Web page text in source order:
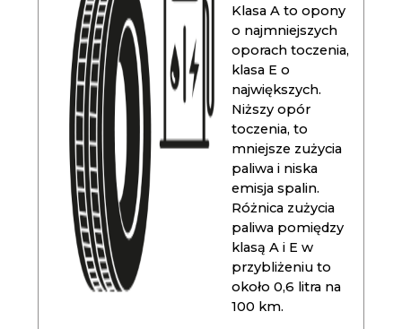
Klasa A to opony
o najmniejszych
oporach toczenia,
klasa E o
największych.
Niższy opór
toczenia, to
mniejsze zużycia
paliwa i niska
emisja spalin.
Różnica zużycia
paliwa pomiędzy
klasą A i E w
przybliżeniu to
około 0,6 litra na
100 km.